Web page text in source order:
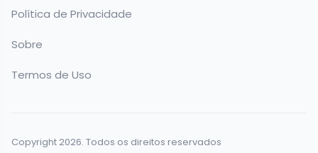
Política de Privacidade
Sobre
Termos de Uso
Copyright 2026. Todos os direitos reservados